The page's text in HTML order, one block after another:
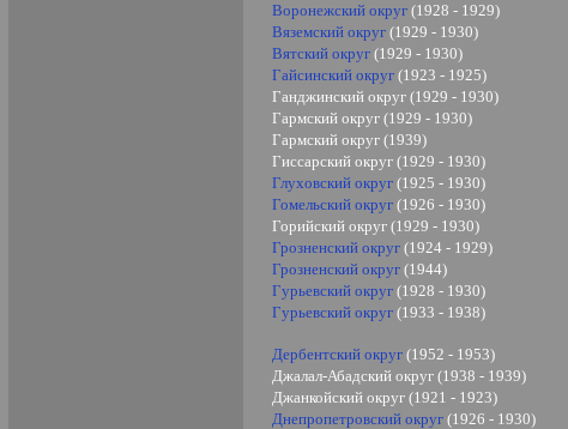
Воронежский округ (1928 - 1929)
Вяземский округ (1929 - 1930)
Вятский округ (1929 - 1930)
Гайсинский округ (1923 - 1925)
Ганджинский округ (1929 - 1930)
Гармский округ (1929 - 1930)
Гармский округ (1939)
Гиссарский округ (1929 - 1930)
Глуховский округ (1925 - 1930)
Гомельский округ (1926 - 1930)
Горийский округ (1929 - 1930)
Грозненский округ (1924 - 1929)
Грозненский округ (1944)
Гурьевский округ (1928 - 1930)
Гурьевский округ (1933 - 1938)
Дербентский округ (1952 - 1953)
Джалал-Абадский округ (1938 - 1939)
Джанкойский округ (1921 - 1923)
Днепропетровский округ (1926 - 1930)